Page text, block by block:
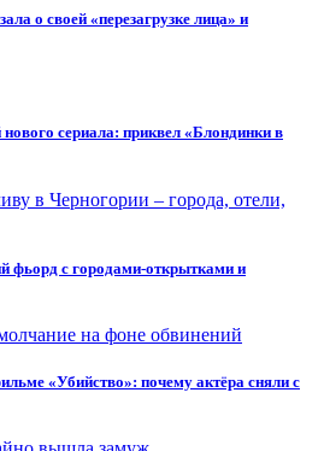
о своей «перезагрузке лица» и
сериала: приквел «Блондинки в
фьорд с городами-открытками и
«Убийство»: почему актёра сняли с